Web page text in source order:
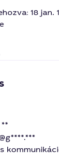
18 jan.